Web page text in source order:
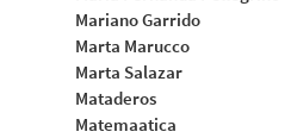
Mariano Garrido
Marta Marucco
Marta Salazar
Mataderos
Matemaatica